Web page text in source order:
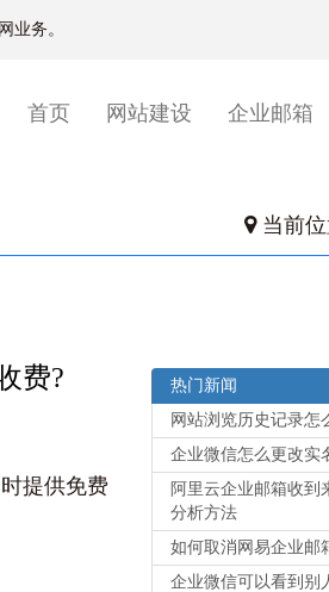
业务。
首页(current)网站建设 企业邮箱
当前位
费?‌
提供免费
热门新闻
网站浏览历史记录怎
企业微信怎么更改实
阿里云企业邮箱收到
分析方法
如何取消网易企业邮
企业微信可以看到别